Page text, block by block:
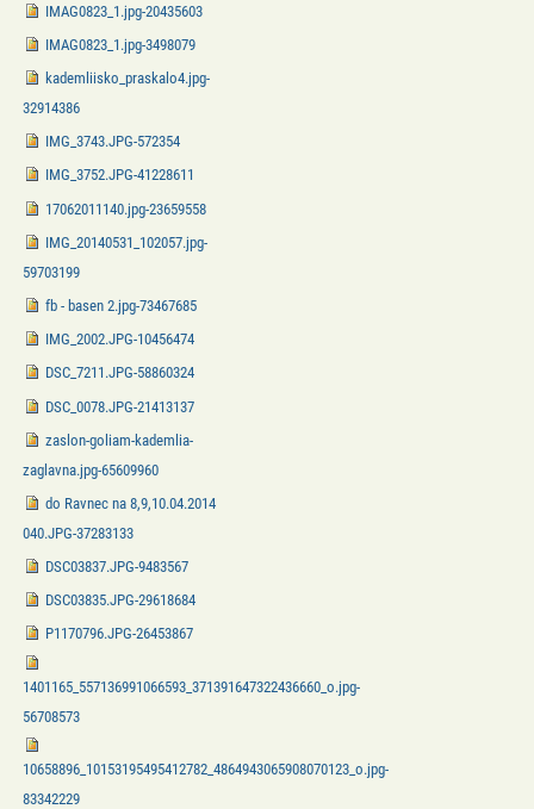
IMAG0823_1.jpg-20435603
IMAG0823_1.jpg-3498079
kademliisko_praskalo4.jpg-
32914386
IMG_3743.JPG-572354
IMG_3752.JPG-41228611
17062011140.jpg-23659558
IMG_20140531_102057.jpg-
59703199
fb - basen 2.jpg-73467685
IMG_2002.JPG-10456474
DSC_7211.JPG-58860324
DSC_0078.JPG-21413137
zaslon-goliam-kademlia-
zaglavna.jpg-65609960
do Ravnec na 8,9,10.04.2014
040.JPG-37283133
DSC03837.JPG-9483567
DSC03835.JPG-29618684
P1170796.JPG-26453867
1401165_557136991066593_371391647322436660_o.jpg-
56708573
10658896_10153195495412782_4864943065908070123_o.jpg-
83342229